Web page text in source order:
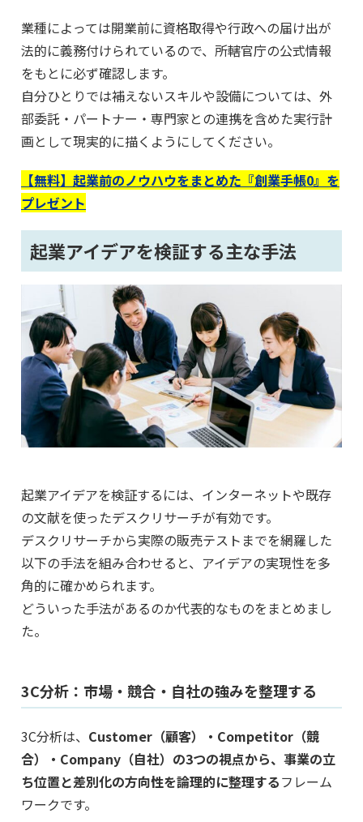
業種によっては開業前に資格取得や行政への届け出が
法的に義務付けられているので、所轄官庁の公式情報
をもとに必ず確認します。
自分ひとりでは補えないスキルや設備については、外
部委託・パートナー・専門家との連携を含めた実行計
画として現実的に描くようにしてください。
【無料】起業前のノウハウをまとめた『創業手帳0』を
プレゼント
起業アイデアを検証する主な手法
起業アイデアを検証するには、インターネットや既存
の文献を使ったデスクリサーチが有効です。
デスクリサーチから実際の販売テストまでを網羅した
以下の手法を組み合わせると、アイデアの実現性を多
角的に確かめられます。
どういった手法があるのか代表的なものをまとめまし
た。
3C分析：市場・競合・自社の強みを整理する
3C分析は、 Customer（顧客）・Competitor（競
合）・Company（自社）の3つの視点から、事業の立
ち位置と差別化の方向性を論理的に整理するフレーム
ワークです。